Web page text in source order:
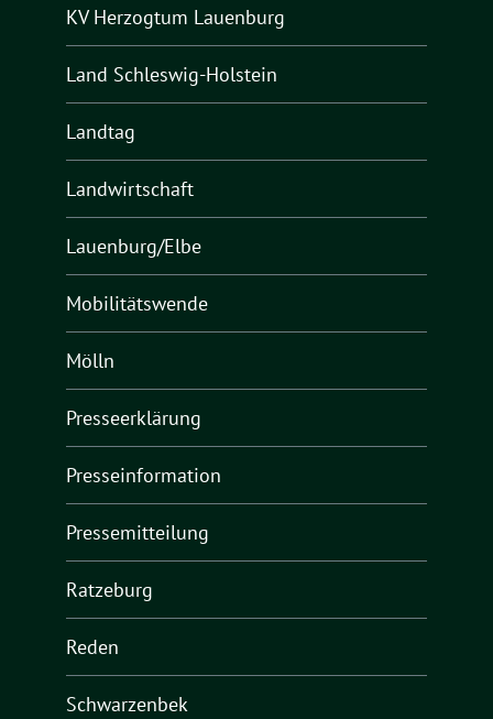
KV Herzogtum Lauenburg
Land Schleswig-Holstein
Landtag
Landwirtschaft
Lauenburg/Elbe
Mobilitätswende
Mölln
Presseerklärung
Presseinformation
Pressemitteilung
Ratzeburg
Reden
Schwarzenbek